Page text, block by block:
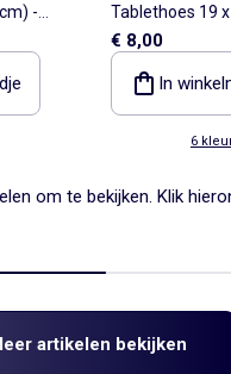
-
Tablethoes 19 x
Home
€ 8,00
In
6
om te bekijken. Klik
artikelen bekijken